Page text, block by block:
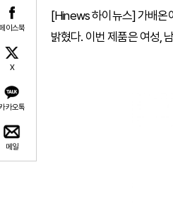
이스북
X
카오톡
메일
[Hinews 하이뉴스] 가배온
밝혔다. 이번 제품은 여성,